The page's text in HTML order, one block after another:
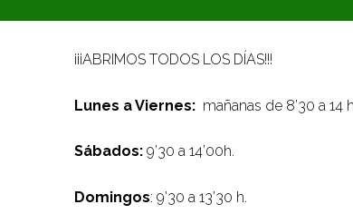
¡¡¡ABRIMOS TODOS LOS DÍAS!!!
Lunes a Viernes: mañanas de 8’30 a 14
Sábados: 9’30 a 14’00h.
Domingos: 9’30 a 13’30 h.